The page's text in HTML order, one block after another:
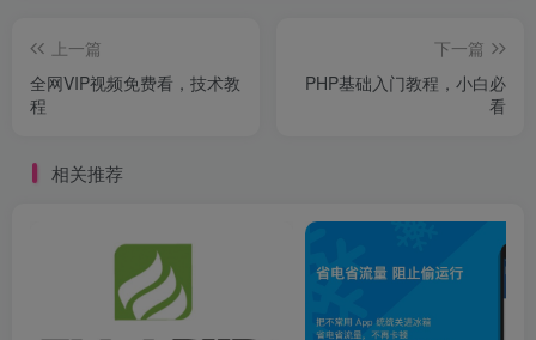
上一篇
全网VIP视频免费看，技术教
程
下一篇
PHP基础入门教程，小白必
看
相关推荐